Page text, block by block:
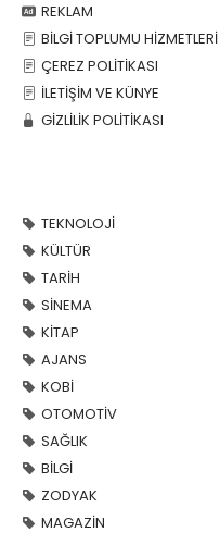
REKLAM
BİLGİ TOPLUMU HİZMETLERİ
ÇEREZ POLİTİKASI
İLETİŞİM VE KÜNYE
GİZLİLİK POLİTİKASI
TEKNOLOJİ
KÜLTÜR
TARİH
SİNEMA
KİTAP
AJANS
KOBİ
OTOMOTİV
SAĞLIK
BİLGİ
ZODYAK
MAGAZİN